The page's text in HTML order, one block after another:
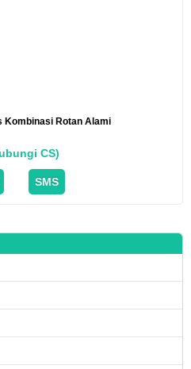
Kombinasi Rotan Alami
CS)
SMS